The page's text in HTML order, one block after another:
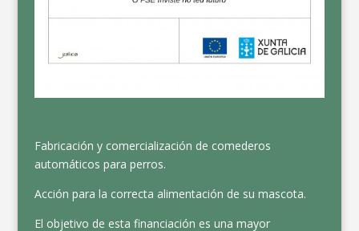
Fabricación y comercialización de comederos
automáticos para perros.
Acción para la correcta alimentación de su mascota.
El objetivo de esta financiación es una mayor